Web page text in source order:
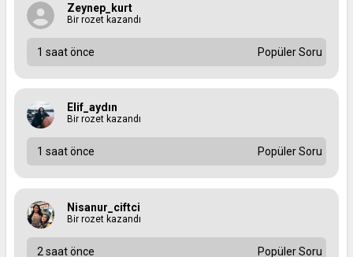
Zeynep_kurt
Bir rozet kazandı
1 saat önce Popüler Soru
Elif_aydın
Bir rozet kazandı
1 saat önce Popüler Soru
Nisanur_ciftci
Bir rozet kazandı
2 saat önce Popüler Soru